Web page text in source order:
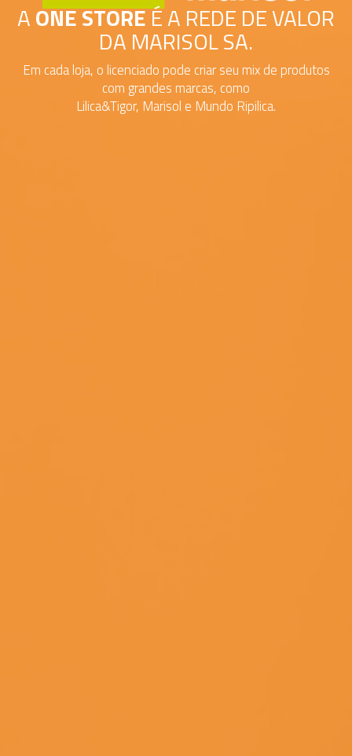
AONE STOREÉ A REDE DE VALOR
DA MARISOL SA.
Em cada loja, o licenciado pode criar seu mix de produtos
com grandes marcas, como
Lilica&Tigor, Marisol e Mundo Ripilica.